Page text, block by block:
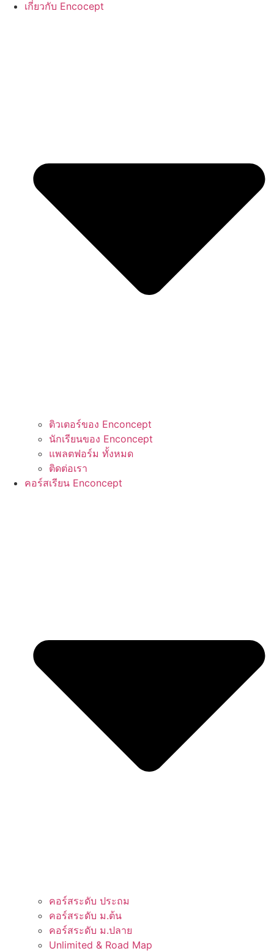
เกี่ยวกับ Encocept
ติวเตอร์ของ Enconcept
นักเรียนของ Enconcept
แพลตฟอร์ม ทั้งหมด
ติดต่อเรา
คอร์สเรียน Enconcept
คอร์สระดับ ประถม
คอร์สระดับ ม.ต้น
คอร์สระดับ ม.ปลาย
Unlimited & Road Map